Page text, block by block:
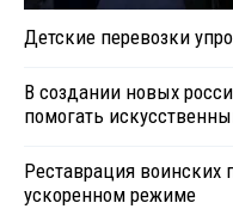
Детские перевозки
В создании новых
помогать
Реставрация воинских
ускоренном режиме